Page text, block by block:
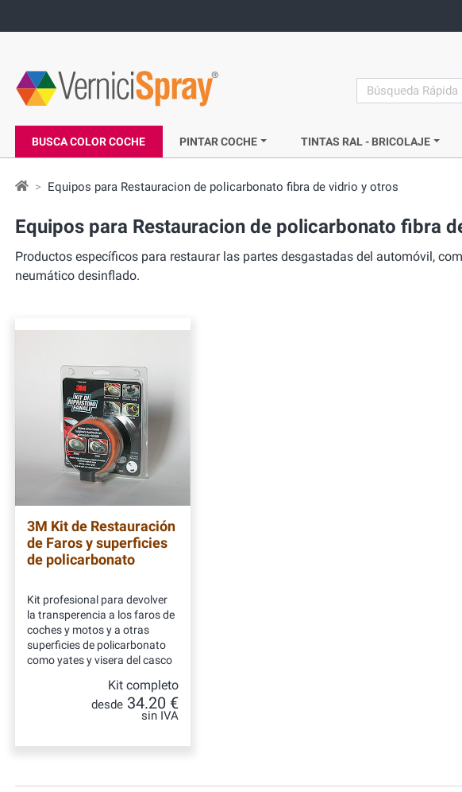
search
BUSCA COLOR COCHE PINTAR COCHE TINTAS RAL - BRICOLAJE
Equipos para Restauracion de policarbonato fibra de vidrio y otros
Equipos para Restauracion de policarbonato fibra
Productos específicos para restaurar las partes desgastadas del automóvil,
neumático desinflado.
3M Kit de Restauración
de Faros y superficies
de policarbonato
Kit profesional para devolver
la transperencia a los faros de
coches y motos y a otras
superficies de policarbonato
como yates y visera del casco
Kit completo
desde34.20 €
sin IVA